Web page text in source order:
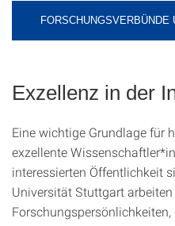
FORSCHUNGSVERBÜNDE
Exzellenz in der
Eine wichtige Grundlage für
exzellente
interessierten Öffentlichkeit
Universität Stuttgart